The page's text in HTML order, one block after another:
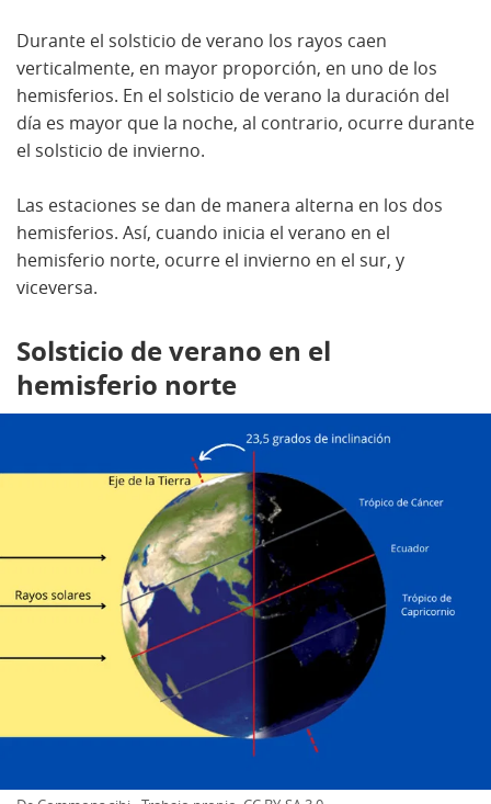
Durante el solsticio de verano los rayos caen
verticalmente, en mayor proporción, en uno de los
hemisferios. En el solsticio de verano la duración del
día es mayor que la noche, al contrario, ocurre durante
el solsticio de invierno.
Las estaciones se dan de manera alterna en los dos
hemisferios. Así, cuando inicia el verano en el
hemisferio norte, ocurre el invierno en el sur, y
viceversa.
Solsticio de verano en el
hemisferio norte